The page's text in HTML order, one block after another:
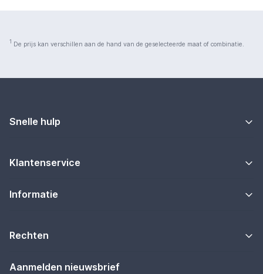
1 De prijs kan verschillen aan de hand van de geselecteerde maat of combinatie.
Snelle hulp
Klantenservice
Informatie
Rechten
Aanmelden nieuwsbrief